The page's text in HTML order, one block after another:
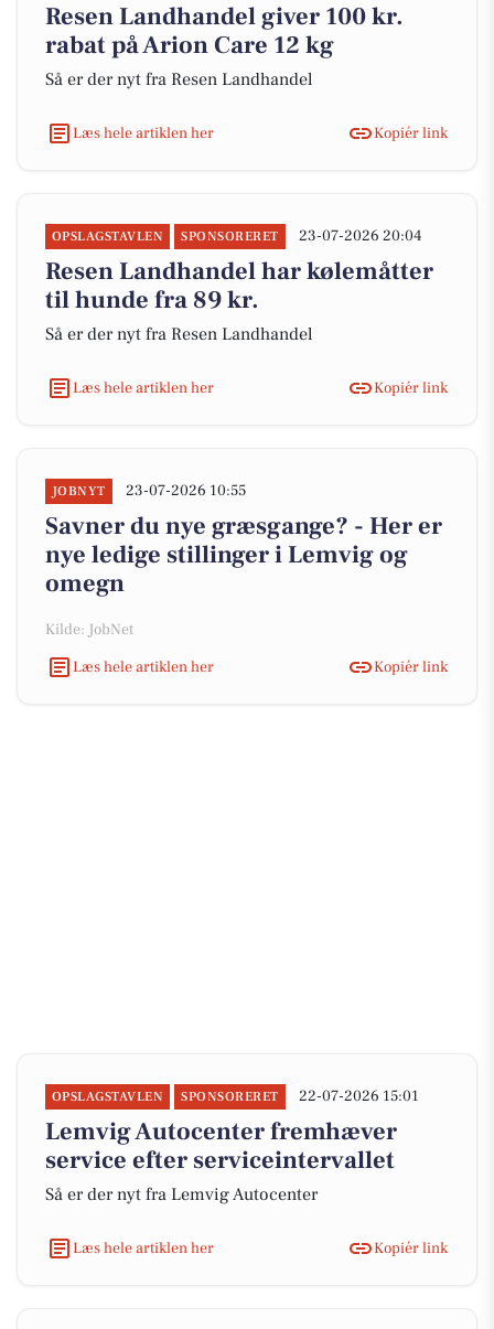
Resen Landhandel giver 100 kr.
rabat på Arion Care 12 kg
Så er der nyt fra Resen Landhandel
Læs hele artiklen her Kopiér link
OPSLAGSTAVLEN SPONSORERET 23-07-2026 20:04
Resen Landhandel har kølemåtter
til hunde fra 89 kr.
Så er der nyt fra Resen Landhandel
Læs hele artiklen her Kopiér link
JOBNYT 23-07-2026 10:55
Savner du nye græsgange? - Her er
nye ledige stillinger i Lemvig og
omegn
Kilde: JobNet
Læs hele artiklen her
Kopiér link
OPSLAGSTAVLEN SPONSORERET 22-07-2026 15:01
Lemvig Autocenter fremhæver
service efter serviceintervallet
Så er der nyt fra Lemvig Autocenter
Læs hele artiklen her Kopiér link